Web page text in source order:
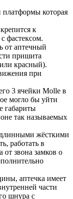
платформы которая
к
фастексом.
от аптечный
пришита
красный).
при
3 ячейки Molle в
могло бы уйти
габариты
так называемых
жёсткими
работать в
от звона замков о
аптечка имеет
части
шнура с